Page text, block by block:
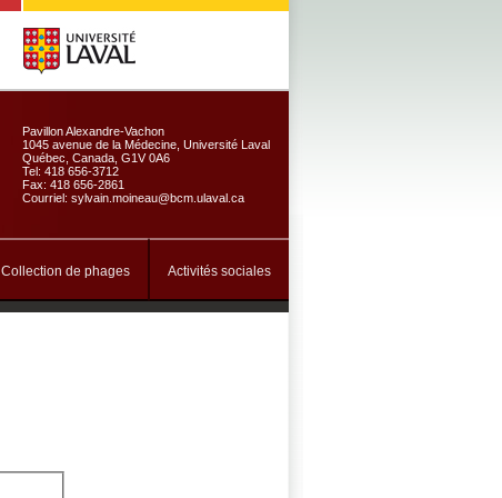
Pavillon Alexandre-Vachon
1045 avenue de la Médecine, Université Laval
Québec, Canada, G1V 0A6
Tel: 418 656-3712
Fax: 418 656-2861
Courriel: sylvain.moineau@bcm.ulaval.ca
Collection de phages Activités sociales